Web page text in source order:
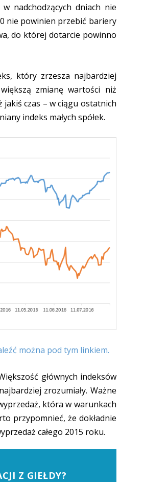
nadchodzących dniach nie
nie powinien przebić bariery
do której dotarcie powinno
który zrzesza najbardziej
zmianę wartości niż
jakiś czas – w ciągu ostatnich
indeks małych spółek.
można pod tym linkiem.
głównych indeksów
zrozumiały. Ważne
która w warunkach
przypomnieć, że dokładnie
całego 2015 roku.
Z GIEŁDY?